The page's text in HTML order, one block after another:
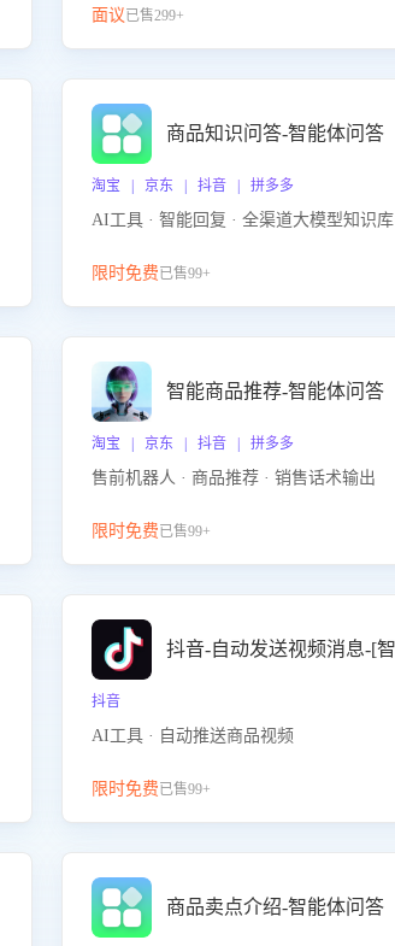
面议已售299+
商品知识问答-智能体问答
淘宝 | 京东 | 抖音 | 拼多多
AI工具 · 智能回复 · 全渠道大模型知识库
限时免费已售99+
智能商品推荐-智能体问答
淘宝 | 京东 | 抖音 | 拼多多
售前机器人 · 商品推荐 · 销售话术输出
限时免费已售99+
抖音
AI工具 · 自动推送商品视频
限时免费已售99+
商品卖点介绍-智能体问答